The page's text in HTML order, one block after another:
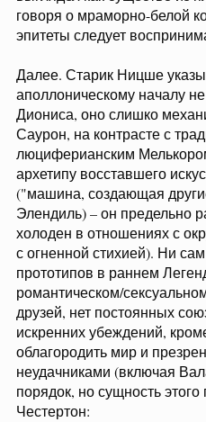
говоря о мраморно-белой
эпитеты следует
Далее. Старик Ницше
аполлоническому началу
Диониса, оно слишко
Саурон, на контрасте с
люциферианским
архетипу восставшего
("машина, создающая
Элендиль) – он предельно
холоден в отношениях с
с огненной стихией). Ни
прототипов в раннем
романтическом/
друзей, нет постоянных
искренних убеждений,
облагородить мир и
неудачниками (включая
порядок, но сущность
Честертон: